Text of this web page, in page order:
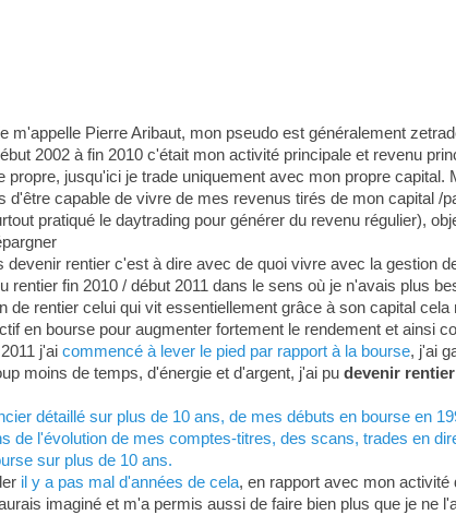
m'appelle Pierre Aribaut, mon pseudo est généralement
2002 à fin 2010 c'était mon activité principale et revenu
propre, jusqu'ici je trade uniquement avec mon propre capital.
d'être capable de vivre de mes revenus tirés de mon capital /
pratiqué le daytrading pour générer du revenu régulier),
devenir rentier c'est à dire avec de quoi vivre avec la gestion
rentier fin 2010 / début 2011 dans le sens où je n'avais plus
de rentier celui qui vit essentiellement grâce à son capital
en bourse pour augmenter fortement le rendement et ainsi
j'ai commencé à lever le pied par rapport à la bourse, j'ai
moins de temps, d'énergie et d'argent, j'ai pu devenir
détaillé sur plus de 10 ans, de mes débuts en bourse en
de l'évolution de mes comptes-titres, des scans, trades en
sur plus de 10 ans.
il y a pas mal d'années de cela, en rapport avec mon activité
imaginé et m'a permis aussi de faire bien plus que je ne